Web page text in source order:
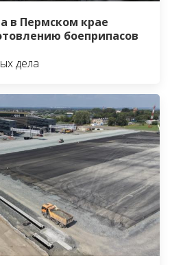
в Пермском крае
боеприпасов
дела